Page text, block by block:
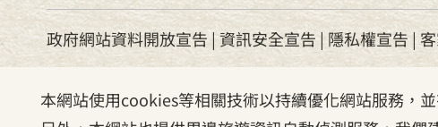
本網站使用cookies等相關技術以持續優化網站服務，
政府網站資料開放宣告|資訊安全宣告| 隱私權宣告 |